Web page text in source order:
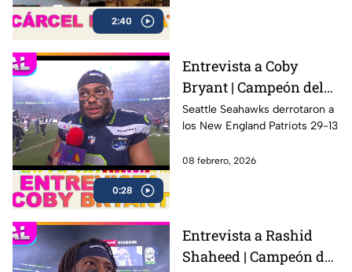
2:40
0:28
Entrevista a Coby
Bryant | Campeón del
Super Bowl LX con los
Seahawks
Seattle Seahawks derrotaron a
los New England Patriots 29-13
08 febrero, 2026
Entrevista a Rashid
Shaheed | Campeón del